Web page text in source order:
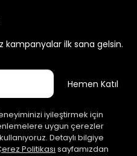
iyileştirmek için
uygun çerezler
Detaylı bilgiye
Politikası sayfamızdan
kampanyalar ilk sana gelsin.
Hemen Katıl